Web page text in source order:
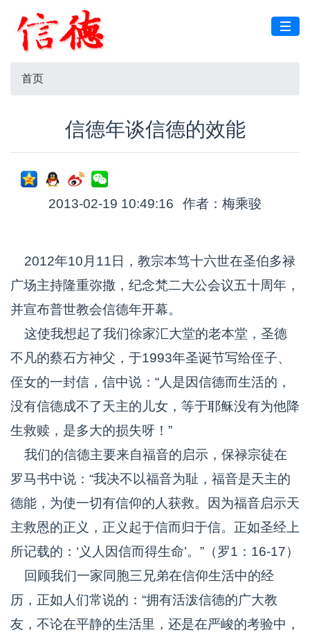
首页
信德年谈信德的效能
2013-02-19 10:49:16 作者：梅乘骏
2012年10月11日，教宗本笃十六世在圣伯多禄
广场主持隆重弥撒，纪念梵二大公会议五十周年，
并宣布普世教会信德年开幕。
这使我想起了我们徐家汇大堂的老本堂，圣德
不凡的蔡石方神父，于1993年圣诞节写给侄子、
侄女的一封信，信中说：“人是因信德而生活的，
没有信德成不了天主的儿女，等于耶稣没有为他降
生救赎，是多大的损失呀！”
我们的信德主要来自福音的启示，保禄宗徒在
罗马书中说：“我决不以福音为耻，福音是天主的
德能，为使一切有信仰的人获救。因为福音启示天
主救恩的正义，正义起于信而归于信。正如圣经上
所记载的：‘义人因信而得生命’。”（罗1：16-17）
回顾我们一家同胞三兄弟在信仰生活中的经
历，正如人们常说的：“拥有活泼信德的广大教
友，不论在平静的生活里，还是在严峻的考验中，